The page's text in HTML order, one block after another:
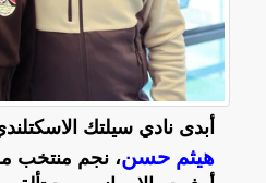
أبدى نادي سيلتك
هيثم حسن، نجم منتخب